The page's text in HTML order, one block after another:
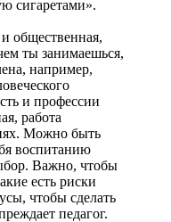
сигаретами».
общественная,
ты занимаешься,
например,
и профессии
работа
Можно быть
воспитанию
Важно, чтобы
есть риски
чтобы сделать
педагог.